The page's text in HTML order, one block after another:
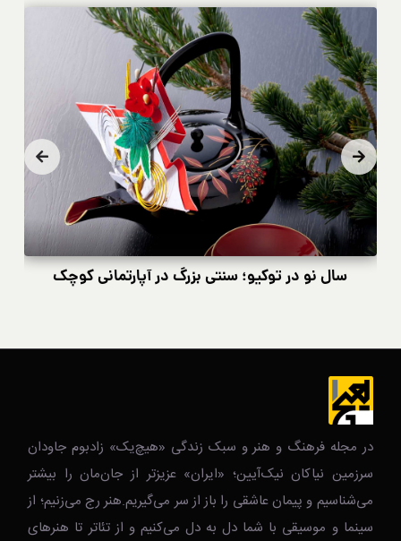
سال نو در توکیو؛ سنتی بزرگ در آپارتمانی کوچک
در مجله فرهنگ و هنر و سبک زندگی‌ «هیچ‌یک» زادبوم جاودان
سرزمین نیاکان نیک‌‌‌آیین؛ «ایران» عزیزتر از جان‌مان را بیشتر
می‌شناسیم و پیمان عاشقی را باز از سر می‌گیریم.هنر رج می‌زنیم؛ از
سینما و موسیقی با شما دل به دل می‌کنیم و از تئاتر تا هنرهای